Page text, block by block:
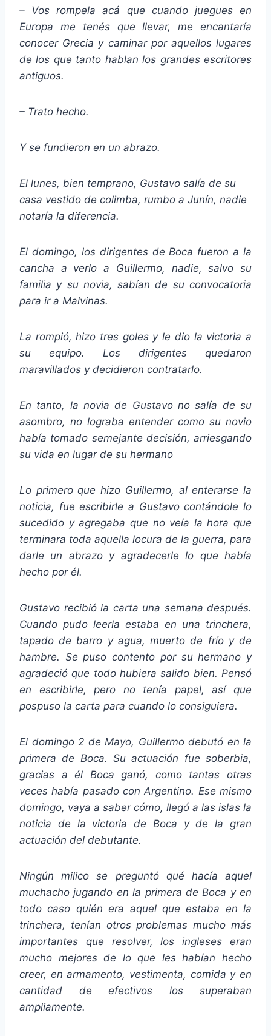
– Vos rompela acá que cuando juegues en
Europa me tenés que llevar, me encantaría
conocer Grecia y caminar por aquellos lugares
de los que tanto hablan los grandes escritores
antiguos.
– Trato hecho.
Y se fundieron en un abrazo.
El lunes, bien temprano, Gustavo salía de su
casa vestido de colimba, rumbo a Junín, nadie
notaría la diferencia.
El domingo, los dirigentes de Boca fueron a la
cancha a verlo a Guillermo, nadie, salvo su
familia y su novia, sabían de su convocatoria
para ir a Malvinas.
La rompió, hizo tres goles y le dio la victoria a
su equipo. Los dirigentes quedaron
maravillados y decidieron contratarlo.
En tanto, la novia de Gustavo no salía de su
asombro, no lograba entender como su novio
había tomado semejante decisión, arriesgando
su vida en lugar de su hermano
Lo primero que hizo Guillermo, al enterarse la
noticia, fue escribirle a Gustavo contándole lo
sucedido y agregaba que no veía la hora que
terminara toda aquella locura de la guerra, para
darle un abrazo y agradecerle lo que había
hecho por él.
Gustavo recibió la carta una semana después.
Cuando pudo leerla estaba en una trinchera,
tapado de barro y agua, muerto de frío y de
hambre. Se puso contento por su hermano y
agradeció que todo hubiera salido bien. Pensó
en escribirle, pero no tenía papel, así que
pospuso la carta para cuando lo consiguiera.
El domingo 2 de Mayo, Guillermo debutó en la
primera de Boca. Su actuación fue soberbia,
gracias a él Boca ganó, como tantas otras
veces había pasado con Argentino. Ese mismo
domingo, vaya a saber cómo, llegó a las islas la
noticia de la victoria de Boca y de la gran
actuación del debutante.
Ningún milico se preguntó qué hacía aquel
muchacho jugando en la primera de Boca y en
todo caso quién era aquel que estaba en la
trinchera, tenían otros problemas mucho más
importantes que resolver, los ingleses eran
mucho mejores de lo que les habían hecho
creer, en armamento, vestimenta, comida y en
cantidad de efectivos los superaban
ampliamente.